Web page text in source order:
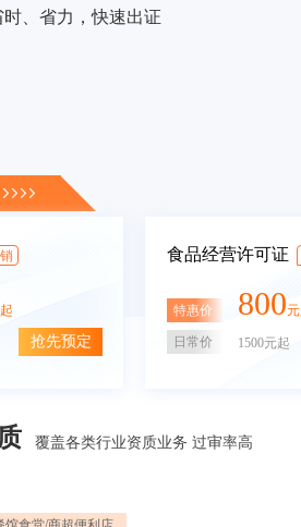
、省力，快速出证
抢先预定
食品经营许可证
特惠价 800
日常价 1500元起
覆盖各类行业资质业务 过审率高